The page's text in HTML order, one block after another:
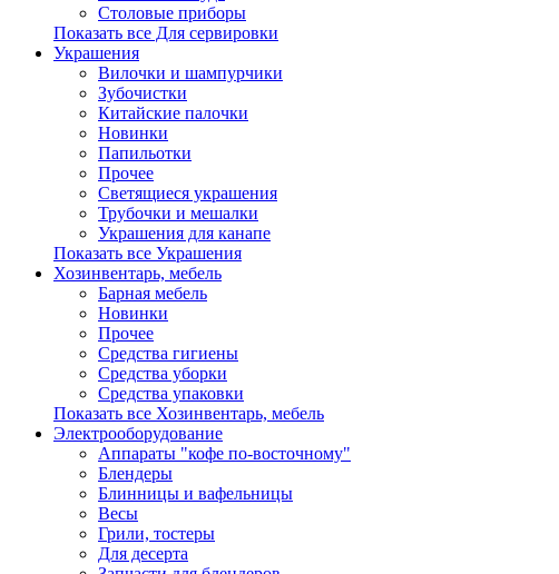
Столовые приборы
Показать все Для сервировки
Украшения
Вилочки и шампурчики
Зубочистки
Китайские палочки
Новинки
Папильотки
Прочее
Светящиеся украшения
Трубочки и мешалки
Украшения для канапе
Показать все Украшения
Хозинвентарь, мебель
Барная мебель
Новинки
Прочее
Средства гигиены
Средства уборки
Средства упаковки
Показать все Хозинвентарь, мебель
Электрооборудование
Аппараты "кофе по-восточному"
Блендеры
Блинницы и вафельницы
Весы
Грили, тостеры
Для десерта